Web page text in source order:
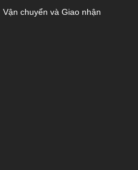
Vận chuyển và Giao nhận